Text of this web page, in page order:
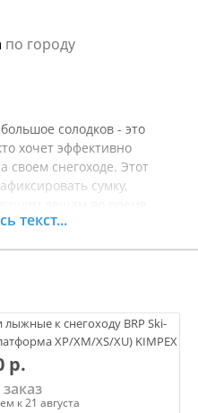
по городу
солодков - это
хочет эффективно
своем снегоходе. Этот
сумку,
материалов, что
специальных навыков,
на удовольствии от
способствует более
что особенно важно в
покупкой
товара.
текст...
лыжные к снегоходу BRP Ski-
XP/XM/XS/XU) KIMPEX
р.
к 21 августа